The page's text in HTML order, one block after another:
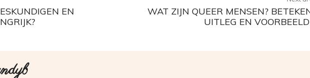
EN
WAT ZIJN QUEER MENSEN?
UITLEG EN